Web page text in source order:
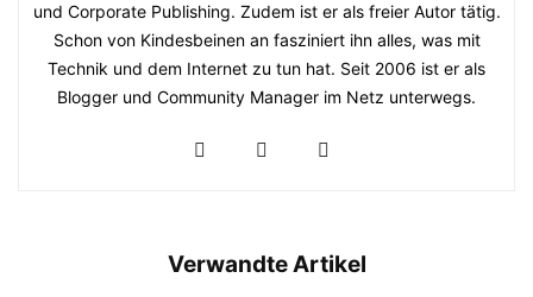
und Corporate Publishing. Zudem ist er als freier Autor tätig.
Schon von Kindesbeinen an fasziniert ihn alles, was mit
Technik und dem Internet zu tun hat. Seit 2006 ist er als
Blogger und Community Manager im Netz unterwegs.
Verwandte Artikel